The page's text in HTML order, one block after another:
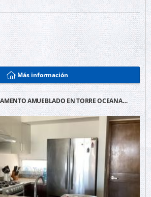
Más información
AMUEBLADO EN TORRE OCEANA…